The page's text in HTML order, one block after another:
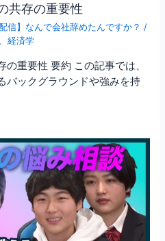
共存の重要性
配信】なんで会社辞めたんですか？ /
、経済学
重要性 要約 この記事では、
バックグラウンドや強みを持